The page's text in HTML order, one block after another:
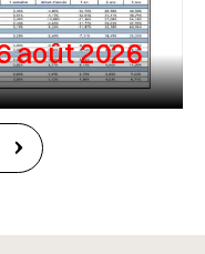
août 2026